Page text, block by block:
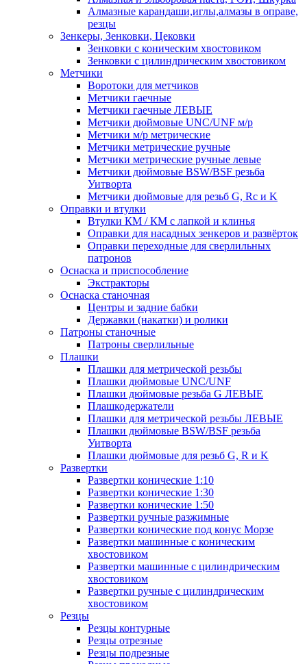
Алмазные карандаши,иглы,алмазы в оправе,
резцы
Зенкеры, Зенковки, Цековки
Зенковки с коническим хвостовиком
Зенковки с цилиндрическим хвостовиком
Метчики
Воротоки для метчиков
Метчики гаечные
Метчики гаечные ЛЕВЫЕ
Метчики дюймовые UNC/UNF м/р
Метчики м/р метрические
Метчики метрические ручные
Метчики метрические ручные левые
Метчики дюймовые BSW/BSF резьба
Уитворта
Метчики дюймовые для резьб G, Rc и K
Оправки и втулки
Втулки КМ / КМ с лапкой и клинья
Оправки для насадных зенкеров и развёрток
Оправки переходные для сверлильных
патронов
Оснаска и приспособление
Экстракторы
Оснаска станочная
Центры и задние бабки
Державки (накатки) и ролики
Патроны станочные
Патроны сверлильные
Плашки
Плашки для метрической резьбы
Плашки дюймовые UNC/UNF
Плашки дюймовые резьба G ЛЕВЫЕ
Плашкодержатели
Плашки для метрической резьбы ЛЕВЫЕ
Плашки дюймовые BSW/BSF резьба
Уитворта
Плашки дюймовые для резьб G, R и K
Развертки
Развертки конические 1:10
Развертки конические 1:30
Развертки конические 1:50
Развертки ручные разжимные
Развертки конические под конус Морзе
Развертки машинные с коническим
хвостовиком
Развертки машинные с цилиндрическим
хвостовиком
Развертки ручные с цилиндрическим
хвостовиком
Резцы
Резцы контурные
Резцы отрезные
Резцы подрезные